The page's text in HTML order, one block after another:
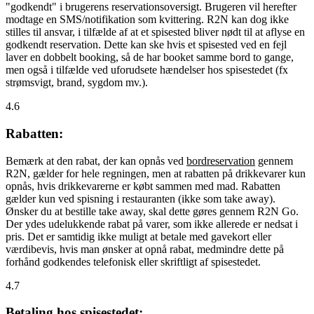
"godkendt" i brugerens reservationsoversigt. Brugeren vil herefter
modtage en SMS/notifikation som kvittering. R2N kan dog ikke
stilles til ansvar, i tilfælde af at et spisested bliver nødt til at aflyse en
godkendt reservation. Dette kan ske hvis et spisested ved en fejl
laver en dobbelt booking, så de har booket samme bord to gange,
men også i tilfælde ved uforudsete hændelser hos spisestedet (fx
strømsvigt, brand, sygdom mv.).
4.6
Rabatten:
Bemærk at den rabat, der kan opnås ved bordreservation gennem
R2N, gælder for hele regningen, men at rabatten på drikkevarer kun
opnås, hvis drikkevarerne er købt sammen med mad. Rabatten
gælder kun ved spisning i restauranten (ikke som take away).
Ønsker du at bestille take away, skal dette gøres gennem R2N Go.
Der ydes udelukkende rabat på varer, som ikke allerede er nedsat i
pris. Det er samtidig ikke muligt at betale med gavekort eller
værdibevis, hvis man ønsker at opnå rabat, medmindre dette på
forhånd godkendes telefonisk eller skriftligt af spisestedet.
4.7